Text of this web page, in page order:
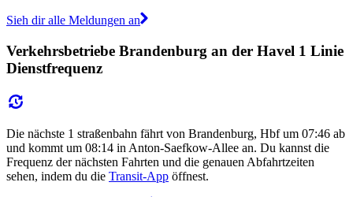
Sieh dir alle Meldungen an
Verkehrsbetriebe Brandenburg an der Havel 1 Linie
Dienstfrequenz
Die nächste 1 straßenbahn fährt von Brandenburg, Hbf um 07:46 ab
und kommt um 08:14 in Anton-Saefkow-Allee an. Du kannst die
Frequenz der nächsten Fahrten und die genauen Abfahrtzeiten
sehen, indem du die Transit-App öffnest.